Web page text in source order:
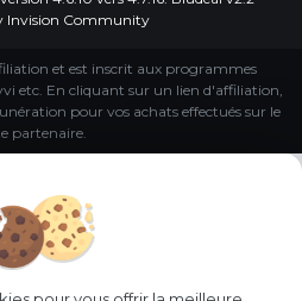
Invision Community
et est inscrit aux programmes
etc. En cliquant sur un lien d'affiliation,
pour vos achats effectués sur le
partenaire.